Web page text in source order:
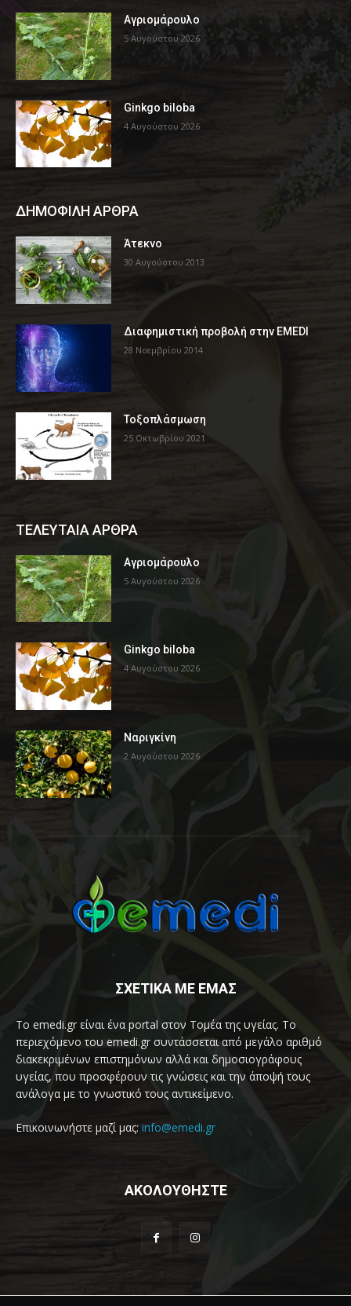
Αγριομάρουλο
5 Αυγούστου 2026
Ginkgo biloba
4 Αυγούστου 2026
ΔΗΜΟΦΙΛΗ ΑΡΘΡΑ
Άτεκνο
30 Αυγούστου 2013
Διαφημιστική προβολή στην EMEDI
28 Νοεμβρίου 2014
Τοξοπλάσμωση
25 Οκτωβρίου 2021
ΤΕΛΕΥΤΑΙΑ ΑΡΘΡΑ
Αγριομάρουλο
5 Αυγούστου 2026
Ginkgo biloba
4 Αυγούστου 2026
Ναριγκίνη
2 Αυγούστου 2026
ΣΧΕΤΙΚΑ ΜΕ ΕΜΑΣ
Το emedi.gr είναι ένα portal στον Τομέα της υγείας. Το
περιεχόμενο του emedi.gr συντάσσεται από μεγάλο αριθμό
διακεκριμένων επιστημόνων αλλά και δημοσιογράφους
υγείας, που προσφέρουν τις γνώσεις και την άποψή τους
ανάλογα με το γνωστικό τους αντικείμενο.
Επικοινωνήστε μαζί μας: info@emedi.gr
ΑΚΟΛΟΥΘΗΣΤΕ